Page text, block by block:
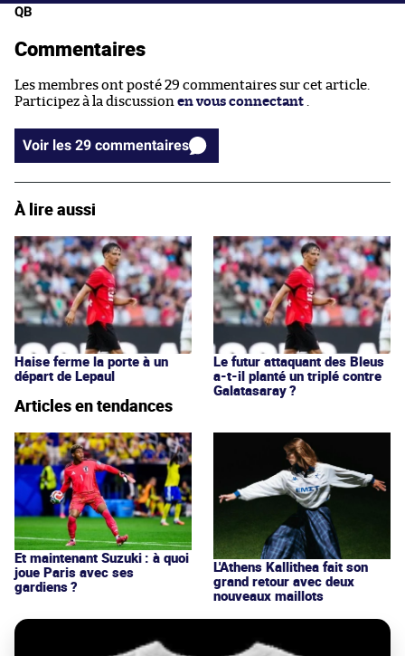
QB
Commentaires
Les membres ont posté 29 commentaires sur cet article.
Participez à la discussion en vous connectant
Voir les 29 commentaires
À lire aussi
Haise ferme la porte à un
départ de Lepaul
Le futur attaquant des Bleus
a-t-il planté un triplé contre
Galatasaray ?
Articles en tendances
Et maintenant Suzuki : à quoi
joue Paris avec ses
gardiens ?
L'Athens Kallithea fait son
grand retour avec deux
nouveaux maillots